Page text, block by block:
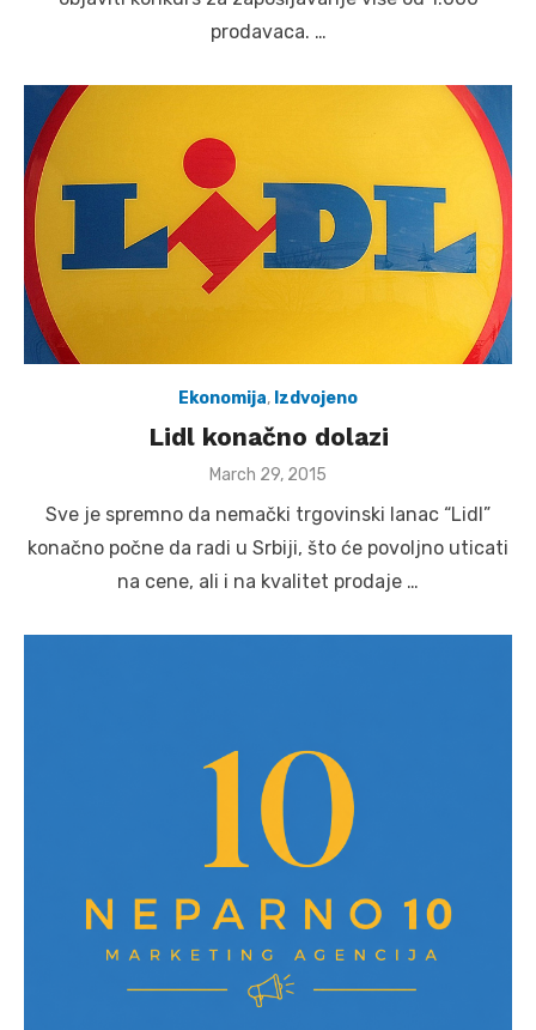
prodavaca. …
Ekonomija, Izdvojeno
Lidl konačno dolazi
Posted
March 29, 2015
Sve je spremno da nemački trgovinski lanac “Lidl”
konačno počne da radi u Srbiji, što će povoljno uticati
na cene, ali i na kvalitet prodaje …